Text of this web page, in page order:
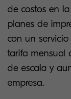
de costos en
planes de
con un
tarifa mensual
de escala y
empresa.